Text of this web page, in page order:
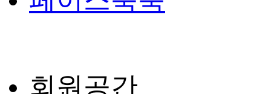
회원공간